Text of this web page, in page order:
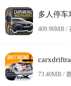
多人停车
409.90MB /
73.40MB /